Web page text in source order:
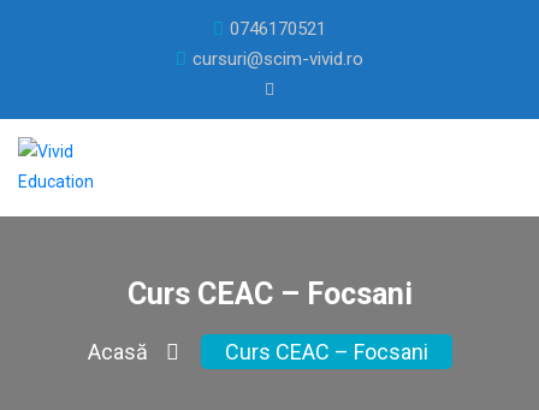
0746170521
cursuri@scim-vivid.ro
Curs CEAC – Focsani
Acasă Curs CEAC – Focsani